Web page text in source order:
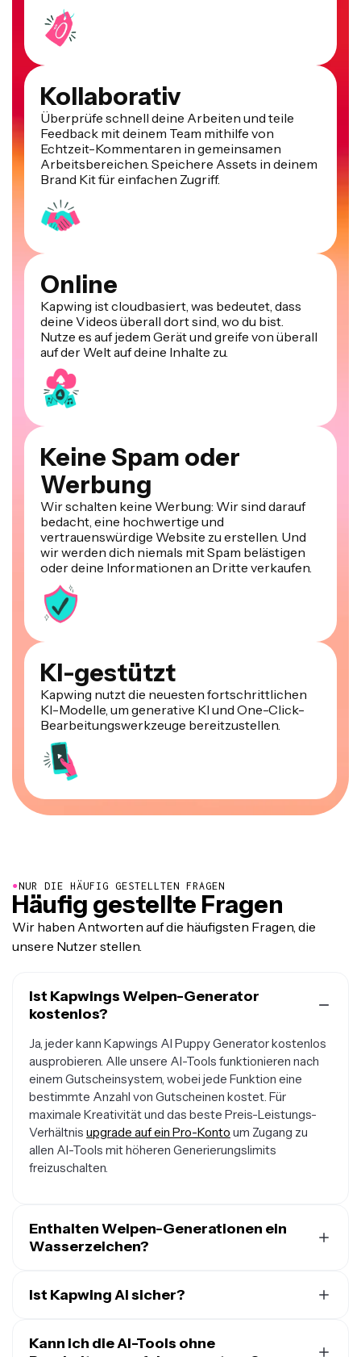
Kollaborativ
Überprüfe schnell deine Arbeiten und teile
Feedback mit deinem Team mithilfe von
Echtzeit-Kommentaren in gemeinsamen
Arbeitsbereichen. Speichere Assets in deinem
Brand Kit für einfachen Zugriff.
Online
Kapwing ist cloudbasiert, was bedeutet, dass
deine Videos überall dort sind, wo du bist.
Nutze es auf jedem Gerät und greife von überall
auf der Welt auf deine Inhalte zu.
Keine Spam oder
Werbung
Wir schalten keine Werbung: Wir sind darauf
bedacht, eine hochwertige und
vertrauenswürdige Website zu erstellen. Und
wir werden dich niemals mit Spam belästigen
oder deine Informationen an Dritte verkaufen.
KI-gestützt
Kapwing nutzt die neuesten fortschrittlichen
KI-Modelle, um generative KI und One-Click-
Bearbeitungswerkzeuge bereitzustellen.
●NUR DIE HÄUFIG GESTELLTEN FRAGEN
Häufig gestellte Fragen
Wir haben Antworten auf die häufigsten Fragen, die
unsere Nutzer stellen.
Ist Kapwings Welpen-Generator
kostenlos?
Ja, jeder kann Kapwings AI Puppy Generator kostenlos
ausprobieren. Alle unsere AI-Tools funktionieren nach
einem Gutscheinsystem, wobei jede Funktion eine
bestimmte Anzahl von Gutscheinen kostet. Für
maximale Kreativität und das beste Preis-Leistungs-
Verhältnis upgrade auf ein Pro-Konto um Zugang zu
allen AI-Tools mit höheren Generierungslimits
freizuschalten.
Enthalten Welpen-Generationen ein
Wasserzeichen?
enthalten alle Exporte – einschließlich KI-generierter
das Wasserzeichen vollständig aus deinen Kreationen
Ist Kapwing AI sicher?
haben strenge Moderationsrichtlinien, Ethikrichtlinien
Kann ich die AI-Tools ohne